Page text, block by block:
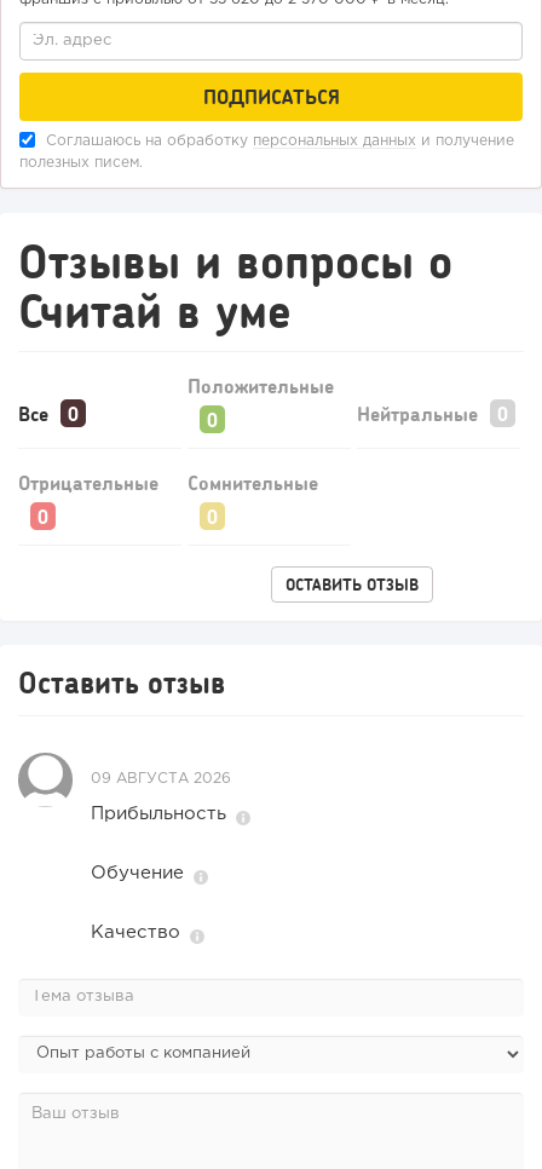
Конференции августа 2026: лучшие мероприятия месяца
Соглашаюсь на обработку персональных данных и получение
полезных писем.
Отзывы и вопросы о
Считай в уме
Все
Положительные
Нейтральные
Отрицательные Сомнительные
ОСТАВИТЬ ОТЗЫВ
Оставить отзыв
09 АВГУСТА 2026
Прибыльность
Обучение
Качество